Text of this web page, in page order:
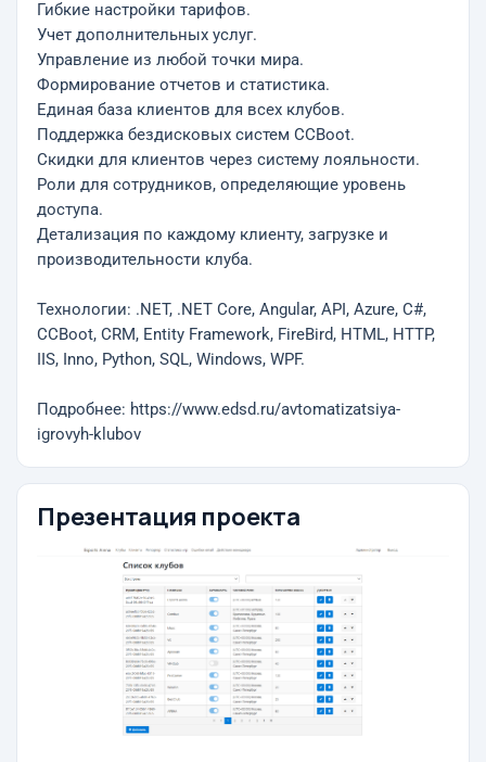
Гибкие настройки тарифов.
Учет дополнительных услуг.
Управление из любой точки мира.
Формирование отчетов и статистика.
Единая база клиентов для всех клубов.
Поддержка бездисковых систем CCBoot.
Скидки для клиентов через систему лояльности.
Роли для сотрудников, определяющие уровень
доступа.
Детализация по каждому клиенту, загрузке и
производительности клуба.
Технологии: .NET, .NET Core, Angular, API, Azure, C#,
CCBoot, CRM, Entity Framework, FireBird, HTML, HTTP,
IIS, Inno, Python, SQL, Windows, WPF.
Подробнее: https://www.edsd.ru/avtomatizatsiya-
igrovyh-klubov
Презентация проекта